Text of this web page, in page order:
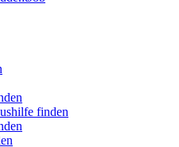
finden